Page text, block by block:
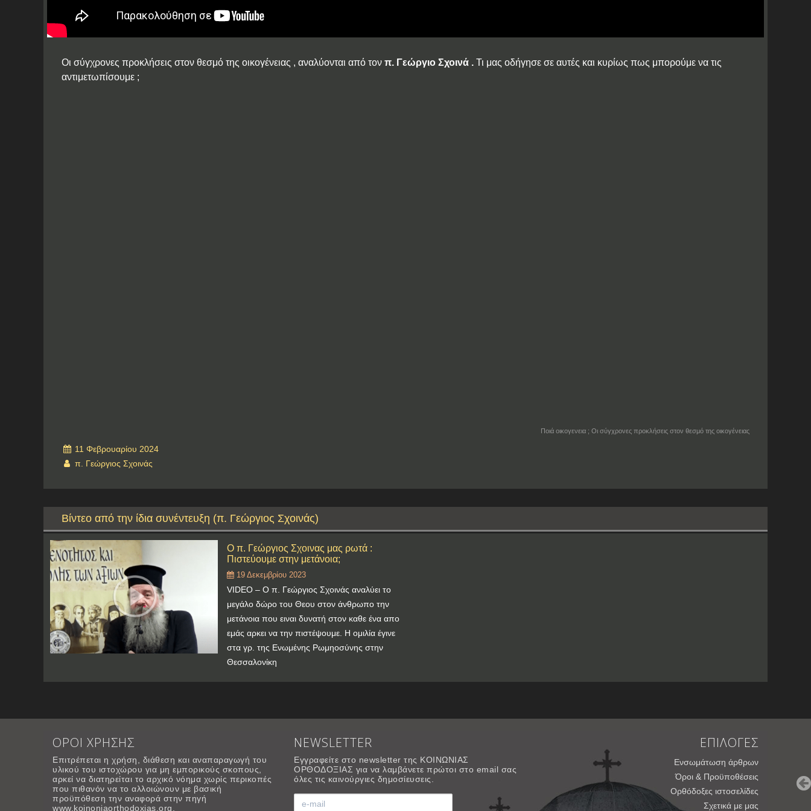
Οι σύγχρονες προκλήσεις στον θεσμό της οικογένειας , αναλύονται από τον π. Γεώργιο Σχοινά . Τι μας οδήγησε σε αυτές και κυρίως πως μπορούμε να τις
αντιμετωπίσουμε ;
Ποιά οικογενεια ; Οι σύγχρονες προκλήσεις στον θεσμό της οικογένειας
11 Φεβρουαρίου 2024
π. Γεώργιος Σχοινάς
Βίντεο από την ίδια συνέντευξη (π. Γεώργιος Σχοινάς)
Ο π. Γεώργιος Σχοινας μας ρωτά :
Πιστεύουμε στην μετάνοια;
19 Δεκεμβρίου 2023
VIDEO – Ο π. Γεώργιος Σχοινάς αναλύει το
μεγάλο δώρο του Θεου στον άνθρωπο την
μετάνοια που ειναι δυνατή στον καθε ένα απο
εμάς αρκει να την πιστέψουμε. Η ομιλία έγινε
στα γρ. της Ενωμένης Ρωμηοσύνης στην
Θεσσαλονίκη
ΟΡΟΙ ΧΡΗΣΗΣ
Επιτρέπεται η χρήση, διάθεση και αναπαραγωγή του
υλικού του ιστοχώρου για μη εμπορικούς σκοπους,
αρκεί να διατηρείται το αρχικό νόημα χωρίς περικοπές
που πιθανόν να το αλλοιώνουν με βασική
προϋπόθεση την αναφορά στην πηγή
www.koinoniaorthodoxias.org.
NEWSLETTER
Εγγραφείτε στο newsletter της ΚΟΙΝΩΝΙΑΣ
ΟΡΘΟΔΟΞΙΑΣ για να λαμβάνετε πρώτοι στο email σας
όλες τις καινούργιες δημοσίευσεις.
ΕΠΙΛΟΓΕΣ
Ενσωμάτωση άρθρων
Όροι & Προϋποθέσεις
Ορθόδοξες ιστοσελίδες
Σχετικά με μας